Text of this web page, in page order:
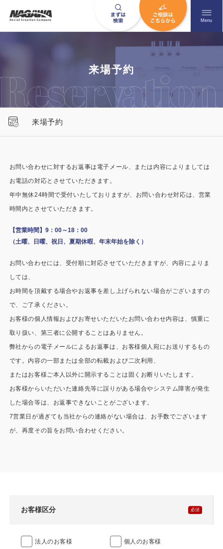
メニュ
Menu
お問い合わせはこちら
営業時間AM 9:00〜PM6:00
HOME
ニュース一覧
倉庫・工場
店舗
勉強部屋・子供部屋
休憩室・喫煙室
危険物保管庫
よくあるご質問
その他
お問い合わせ
利用規約
来場予約
来場予約
お問い合わせに対するお返事は電子メール、または内容によりましては
お電話の対応とさせていただきます。
年中無休24時間で受付いたしておりますが、お問い合わせ対応は、営業
時間内とさせていただきます。
【営業時間】9：00～18：00
（土曜、日曜、祝日、夏期休暇、年末年始を除く）
お問い合わせには、受付順に対応させていただきますが、内容によりま
しては、
お時間を頂戴する場合やお返事を差し上げられない場合がございますの
で、ご了承ください。
お客様の個人情報およびお寄せいただいたお問い合わせ内容は、慎重に
取り扱い、第三者に公開することはありません。
弊社からの電子メールによるお返事は、お客様個人宛にお送りするもの
です。内容の一部または全部の転載および二次利用、
またはお客様ご本人以外に開示することは固くお断りいたします。
お客様からいただいた連絡先等に誤りがある場合やシステム障害が発生
した場合等は、お返事できないことがございます。
7営業日が過ぎても当社からの連絡がない場合は、お手数でございます
が、再度その旨をお問い合わせください。
お客様区分
法人のお客様 個人のお客様